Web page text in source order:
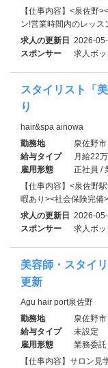
【仕事内容】<泉佐野
ン!営業時間内のレッス
求人の更新日 2026-
スポンサー
求人ボッ
スタイリスト「
り
hair&spa ainowa
勤務地
泉佐野
給与タイプ
月給22
雇用形態
正社員 /
【仕事内容】<泉佐野
暇あり><社会保険完備
求人の更新日 2026-
スポンサー
求人ボッ
美容師・スタイ
更新
Agu hair port泉佐野
勤務地
泉佐野
給与タイプ
未設定
雇用形態
業務委託
【仕事内容】サロン